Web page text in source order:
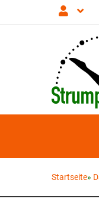
Startseite»